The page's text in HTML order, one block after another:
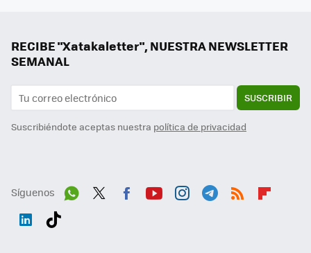
RECIBE "Xatakaletter", NUESTRA NEWSLETTER
SEMANAL
SUSCRIBIR
Suscribiéndote aceptas nuestra política de privacidad
Síguenos